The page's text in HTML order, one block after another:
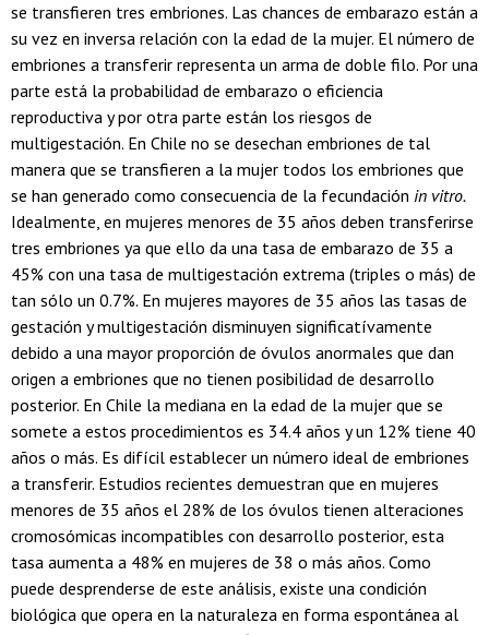
se transfieren tres embriones. Las chances de embarazo están a
su vez en inversa relación con la edad de la mujer. El número de
embriones a transferir representa un arma de doble filo. Por una
parte está la probabilidad de embarazo o eficiencia
reproductiva y por otra parte están los riesgos de
multigestación. En Chile no se desechan embriones de tal
manera que se transfieren a la mujer todos los embriones que
se han generado como consecuencia de la fecundación in vitro.
Idealmente, en mujeres menores de 35 años deben transferirse
tres embriones ya que ello da una tasa de embarazo de 35 a
45% con una tasa de multigestación extrema (triples o más) de
tan sólo un 0.7%. En mujeres mayores de 35 años las tasas de
gestación y multigestación disminuyen significatívamente
debido a una mayor proporción de óvulos anormales que dan
origen a embriones que no tienen posibilidad de desarrollo
posterior. En Chile la mediana en la edad de la mujer que se
somete a estos procedimientos es 34.4 años y un 12% tiene 40
años o más. Es difícil establecer un número ideal de embriones
a transferir. Estudios recientes demuestran que en mujeres
menores de 35 años el 28% de los óvulos tienen alteraciones
cromosómicas incompatibles con desarrollo posterior, esta
tasa aumenta a 48% en mujeres de 38 o más años. Como
puede desprenderse de este análisis, existe una condición
biológica que opera en la naturaleza en forma espontánea al